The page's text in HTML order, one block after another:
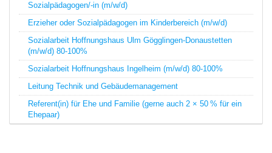
Sozialpädagogen/-in (m/w/d)
Erzieher oder Sozialpädagogen im Kinderbereich (m/w/d)
Sozialarbeit Hoffnungshaus Ulm Gögglingen-Donaustetten
(m/w/d) 80-100%
Sozialarbeit Hoffnungshaus Ingelheim (m/w/d) 80-100%
Leitung Technik und Gebäudemanagement
Referent(in) für Ehe und Familie (gerne auch 2 × 50 % für ein
Ehepaar)